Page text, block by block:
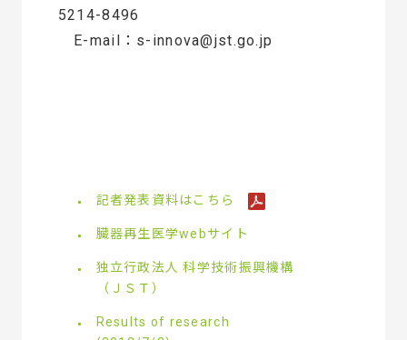
5214-8496
E-mail：s-innova@jst.go.jp
記者発表資料はこちら
臓器再生医学webサイト
独立行政法人 科学技術振興機構
（ＪＳＴ）
Results of research